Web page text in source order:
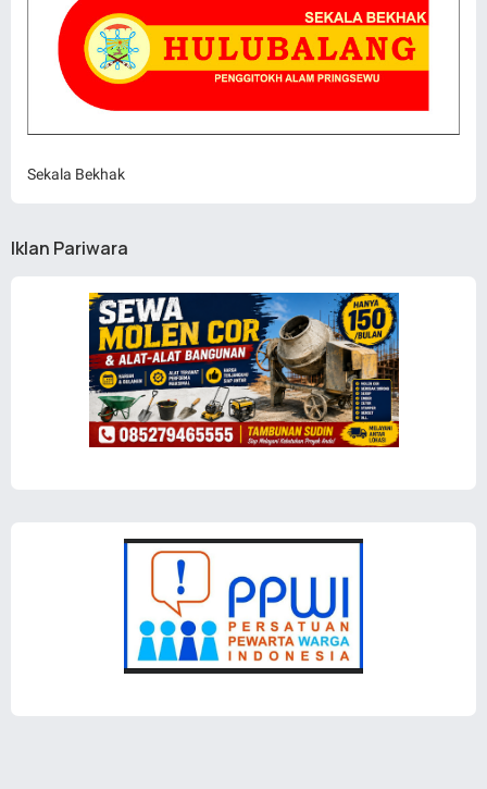
Sekala Bekhak
Iklan Pariwara